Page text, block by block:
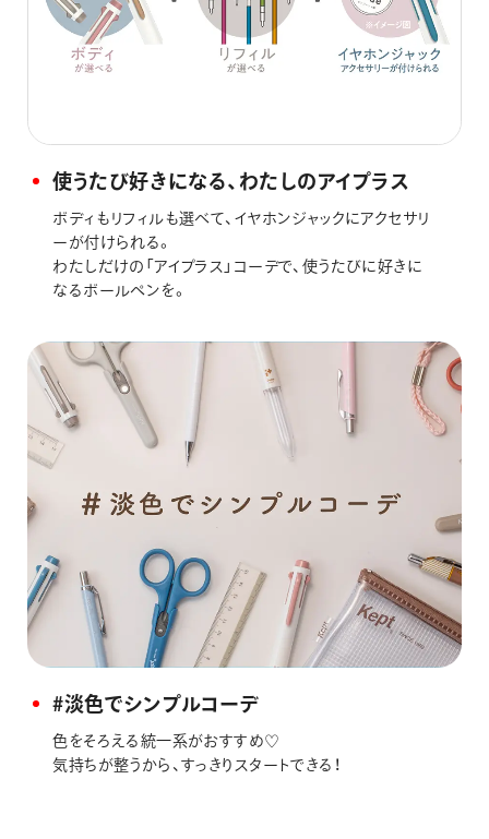
使うたび好きになる、わたしのアイプラス
ボディもリフィルも選べて、イヤホンジャックにアクセサリ
ーが付けられる。
わたしだけの「アイプラス」コーデで、使うたびに好きに
なるボールペンを。
#淡色でシンプルコーデ
色をそろえる統一系がおすすめ♡
気持ちが整うから、すっきりスタートできる！